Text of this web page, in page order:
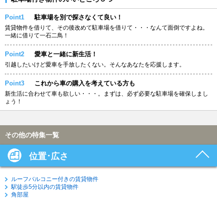
Point1 駐車場を別で探さなくて良い！
賃貸物件を借りて、その後改めて駐車場を借りて・・・なんて面倒ですよね。
一緒に借りて一石二鳥！
Point2 愛車と一緒に新生活！
引越したいけど愛車を手放したくない。そんなあなたを応援します。
Point3 これから車の購入を考えている方も
新生活に合わせて車も欲しい・・・。まずは、必ず必要な駐車場を確保しまし
ょう！
その他の特集一覧
位置･広さ
ルーフバルコニー付きの賃貸物件
駅徒歩5分以内の賃貸物件
角部屋